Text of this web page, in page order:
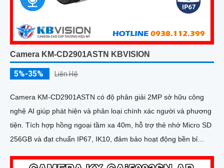
Camera KM-CD2901ASTN KBVISION
5%-35% Liên Hệ
Camera KM-CD2901ASTN có độ phân giải 2MP sở hữu công
nghệ AI giúp phát hiện và phân loại chính xác người và phương
tiện. Tích hợp hồng ngoại tầm xa 40m, hỗ trợ thẻ nhớ Micro SD
256GB và đạt chuẩn IP67, IK10, đảm bảo hoạt động bền bỉ